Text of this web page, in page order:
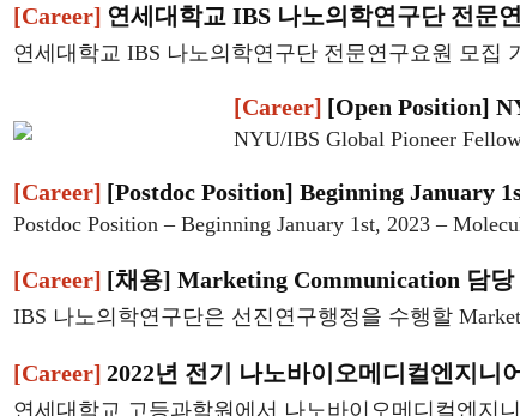
[Career] 연세대학교 IBS 나노의학연구단 전문
연세대학교 IBS 나노의학연구단 전문연구요원 모집
[Career] [Open Position]
NYU/IBS Global Pioneer
[Career] [Postdoc Position] Beginning January
Postdoc Position – Beginning January 1st, 2023 –
[Career] [채용] Marketing Communication 담당
IBS 나노의학연구단은 선진연구행정을 수행할
[Career] 2022년 전기 나노바이오메디컬엔지니
연세대학교 고등과학원에서 나노바이오메디컬엔지